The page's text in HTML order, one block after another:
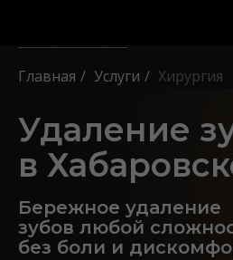
Главная / Услуги / Хирургия
Бережное удаление
зубов любой
без боли и
Удаление
в